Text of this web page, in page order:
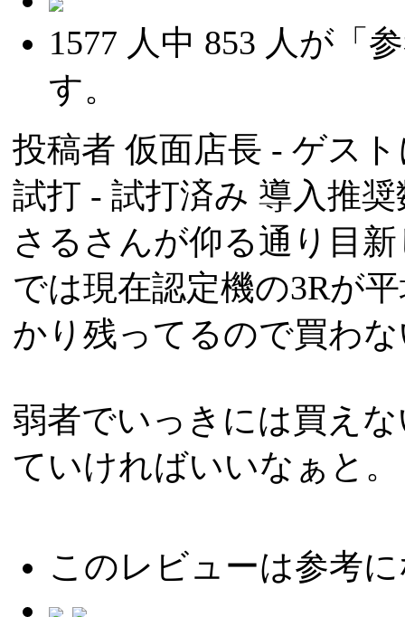
1577 人中 853 人が「
す。
投稿者 仮面店長 - ゲス
試打 - 試打済み 導入推
さるさんが仰る通り目
では現在認定機の3Rが
かり残ってるので買わ
弱者でいっきには買え
ていければいいなぁと。
このレビューは参考